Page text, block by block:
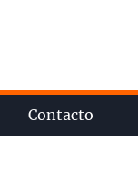
Contacto